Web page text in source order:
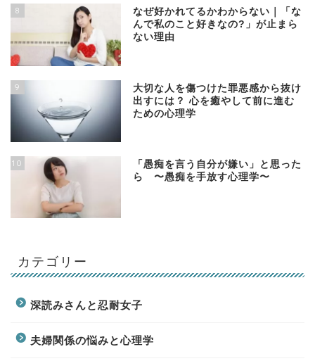
8
なぜ好かれてるかわからない｜「な
んで私のこと好きなの?」が止まら
ない理由
9
大切な人を傷つけた罪悪感から抜け
出すには？ 心を癒やして前に進む
ための心理学
10
「愚痴を言う自分が嫌い」と思った
ら 〜愚痴を手放す心理学〜
カテゴリー
深読みさんと忍耐女子
夫婦関係の悩みと心理学